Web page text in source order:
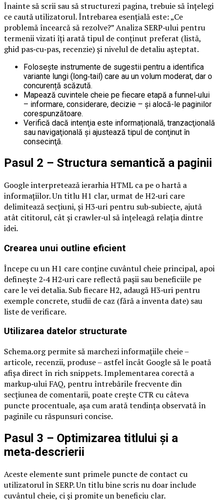
Înainte să scrii sau să structurezi pagina, trebuie să înțelegi
ce caută utilizatorul. Întrebarea esenţială este: „Ce
problemă încearcă să rezolve?” Analiza SERP‑ului pentru
termenii vizati îţi arată tipul de conţinut preferat (listă,
ghid pas‑cu‑pas, recenzie) și nivelul de detaliu așteptat.
Foloseşte instrumente de sugestii pentru a identifica
variante lungi (long‑tail) care au un volum moderat, dar o
concurență scăzută.
Mapează cuvintele cheie pe fiecare etapă a funnel‑ului
– informare, considerare, decizie – și alocă-le paginilor
corespunzătoare.
Verifică dacă intenţia este informațională, tranzacţională
sau navigaţională și ajustează tipul de conţinut în
consecinţă.
Pasul 2 – Structura semantică a paginii
Google interpretează ierarhia HTML ca pe o hartă a
informaţiilor. Un titlu H1 clar, urmat de H2‑uri care
delimitează secţiuni, şi H3‑uri pentru sub‑subiecte, ajută
atât cititorul, cât şi crawler‑ul să înțeleagă relația dintre
idei.
Crearea unui outline eficient
Începe cu un H1 care conţine cuvântul cheie principal, apoi
defineşte 2‑4 H2‑uri care reflectă pașii sau beneficiile pe
care le vei detalia. Sub fiecare H2, adaugă H3‑uri pentru
exemple concrete, studii de caz (fără a inventa date) sau
liste de verificare.
Utilizarea datelor structurate
Schema.org permite să marchezi informaţiile cheie –
articole, recenzii, produse – astfel încât Google să le poată
afișa direct în rich snippets. Implementarea corectă a
markup‑ului FAQ, pentru întrebările frecvente din
secţiunea de comentarii, poate crește CTR cu câteva
puncte procentuale, așa cum arată tendinţa observată în
paginile cu răspunsuri concise.
Pasul 3 – Optimizarea titlului și a
meta‑descrierii
Aceste elemente sunt primele puncte de contact cu
utilizatorul în SERP. Un titlu bine scris nu doar include
cuvântul cheie, ci și promite un beneficiu clar.